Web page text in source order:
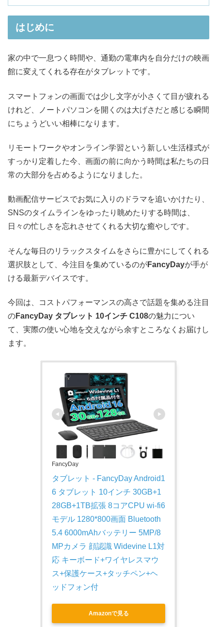
はじめに
家の中で一息つく時間や、通勤の電車内を自分だけの映画
館に変えてくれる存在がタブレットです。
スマートフォンの画面では少し文字が小さくて目が疲れる
けれど、ノートパソコンを開くのは大げさだと感じる瞬間
にちょうどいい相棒になります。
リモートワークやオンライン学習という新しい生活様式が
すっかり定着した今、画面の前に向かう時間は私たちの日
常の大部分を占めるようになりました。
動画配信サービスでお気に入りのドラマを追いかけたり、
SNSのタイムラインをゆったり眺めたりする時間は、
日々の忙しさを忘れさせてくれる大切な癒やしです。
そんな毎日のリラックスタイムをさらに豊かにしてくれる
選択肢として、今注目を集めているのがFancyDayが手が
ける最新デバイスです。
今回は、コストパフォーマンスの高さで話題を集める注目
のFancyDay タブレット 10インチ C108の魅力につい
て、実際の使い心地を交えながら余すところなくお届けし
ます。
FancyDay
タブレット - FancyDay Android1
6 タブレット 10インチ 30GB+1
28GB+1TB拡張 8コアCPU wi-fi6
モデル 1280*800画面 Bluetooth
5.4 6000mAhバッテリー 5MP/8
MPカメラ 顔認識 Widevine L1対
応 キーボード+ワイヤレスマウ
ス+保護ケース+タッチペン+ヘ
ッドフォン付
Amazonで見る